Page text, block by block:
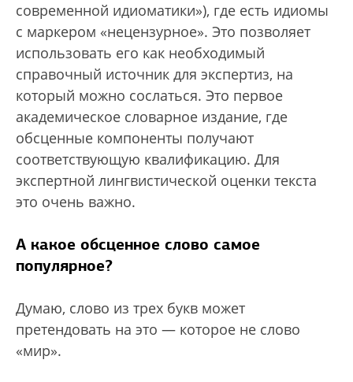
современной идиоматики»), где есть идиомы
с маркером «нецензурное». Это позволяет
использовать его как необходимый
справочный источник для экспертиз, на
который можно сослаться. Это первое
академическое словарное издание, где
обсценные компоненты получают
соответствующую квалификацию. Для
экспертной лингвистической оценки текста
это очень важно.
А какое обсценное слово самое
популярное?
Думаю, слово из трех букв может
претендовать на это — которое не слово
«мир».